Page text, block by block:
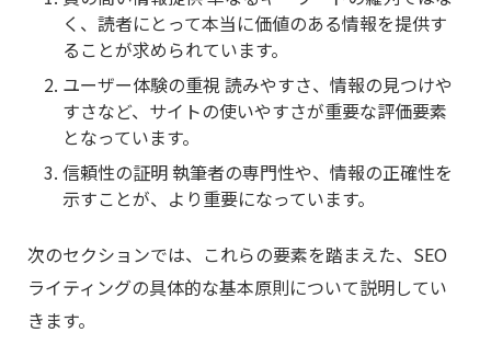
く、読者にとって本当に価値のある情報を提供す
ることが求められています。
ユーザー体験の重視 読みやすさ、情報の見つけや
すさなど、サイトの使いやすさが重要な評価要素
となっています。
信頼性の証明 執筆者の専門性や、情報の正確性を
示すことが、より重要になっています。
次のセクションでは、これらの要素を踏まえた、SEO
ライティングの具体的な基本原則について説明してい
きます。